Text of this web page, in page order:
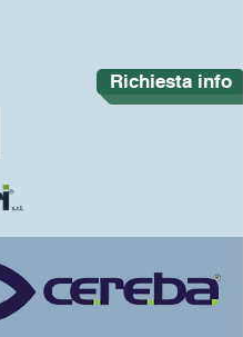
Richiesta info